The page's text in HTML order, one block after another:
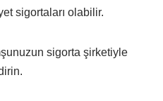
sigortaları olabilir.
sigorta şirketiyle